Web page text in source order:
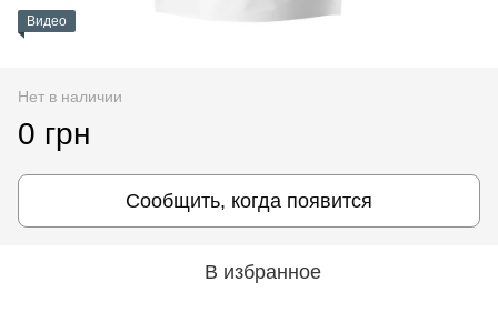
Видео
Нет в наличии
0 грн
Сообщить, когда появится
В избранное